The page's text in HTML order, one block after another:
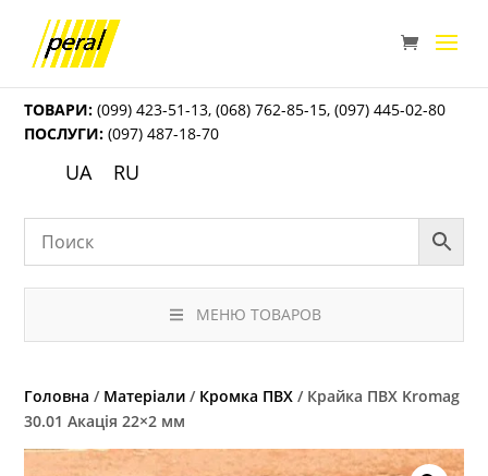
ТОВАРИ: (099) 423-51-13,(068) 762-85-15,(097) 445-02-80
ПОСЛУГИ: (097) 487-18-70
UA RU
МЕНЮ ТОВАРОВ
Головна / Матеріали / Кромка ПВХ / Крайка ПВХ Kromag
30.01 Акація 22×2 мм